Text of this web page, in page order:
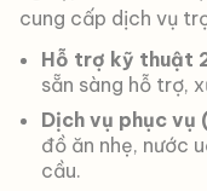
cung cấp dịch vụ
Hỗ trợ kỹ thuật
sẵn sàng hỗ trợ,
Dịch vụ phục
đồ ăn nhẹ, nước
cầu.